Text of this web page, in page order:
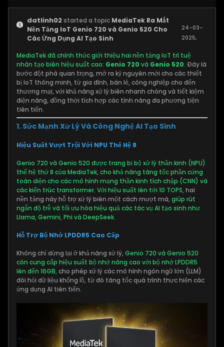
datlinh02 started a topic MediaTek Ra Mắt
Nền Tảng IoT Genio 720 và Genio 520 Cho
Các Ứng Dụng AI Tạo Sinh
24-03-
2025,
MediaTek đã chính thức giới thiệu hai nền tảng IoT trí tuệ
nhân tạo biên hiệu suất cao: Genio 720 và Genio 520. Đây là
bước đột phá quan trọng, mở ra kỷ nguyên mới cho các thiết
bị IoT thông minh, từ gia đình, bán lẻ, công nghiệp cho đến
thương mại, với khả năng xử lý biên nhanh chóng và tiết kiệm
điện năng, đồng thời tích hợp các tính năng đa phương tiện
tiên tiến.
1. Sức Mạnh Xử Lý Và Công Nghệ AI Tạo Sinh
Hiệu Suất Vượt Trội Với NPU Thế Hệ 8
Genio 720 và Genio 520 được trang bị bộ xử lý thần kinh (NPU)
thế hệ thứ 8 của MediaTek, cho khả năng tăng tốc phần cứng
toàn diện cho các mô hình mạng thần kinh tích chập (CNN) và
các kiến trúc transformer. Với hiệu suất lên tới 10 TOPS,hai
nền tảng này hỗ trợ xử lý biên một cách mượt mà, giúp rút
ngắn độ trễ và tối ưu hóa hiệu quả các tác vụ AI tạo sinh như
Llama, Gemini, Phi và DeepSeek.
Hỗ Trợ Bộ Nhớ LPDDR5 Cao Cấp
Không chỉ dừng lại ở khả năng xử lý, Genio 720 và Genio 520
còn cung cấp hiệu suất bộ nhớ nâng cao với bộ nhớ LPDDR5
lên đến 16GB,cho phép xử lý các mô hình ngôn ngữ lớn (LLM)
đòi hỏi dữ liệu khổng lồ, từ đó tăng tốc quá trình thực hiện các
ứng dụng AI tiên tiến.